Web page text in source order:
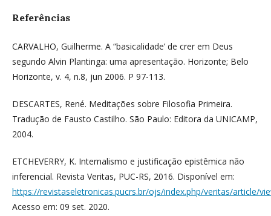
Referências
CARVALHO, Guilherme. A “basicalidade’ de crer em Deus
segundo Alvin Plantinga: uma apresentação. Horizonte; Belo
Horizonte, v. 4, n.8, jun 2006. P 97-113.
DESCARTES, René. Meditações sobre Filosofia Primeira.
Tradução de Fausto Castilho. São Paulo: Editora da UNICAMP,
2004.
ETCHEVERRY, K. Internalismo e justificação epistêmica não
inferencial. Revista Veritas, PUC-RS, 2016. Disponível em:
https://revistaseletronicas.pucrs.br/ojs/index.php/veritas/article/
Acesso em: 09 set. 2020.